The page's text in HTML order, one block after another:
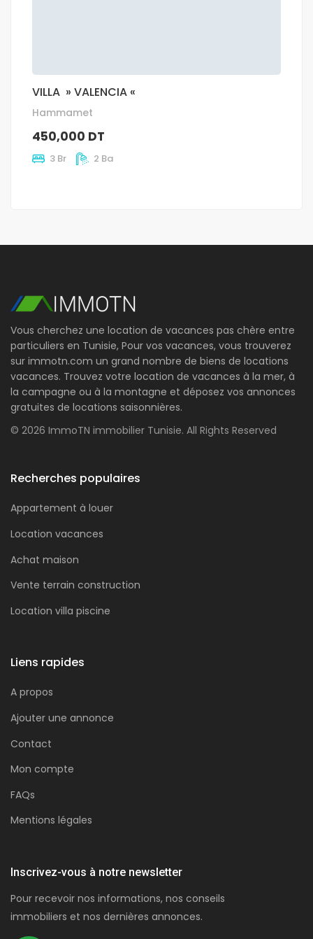
VILLA » VALENCIA «
Hammamet
450,000 DT
3 Br 2 Ba
Vous cherchez une location de vacances pas chère entre
particuliers en Tunisie, Pour vos vacances, vous trouverez
sur immotn.com un grand nombre de biens de locations
vacances. Trouvez votre location de vacances à la mer, à
la campagne ou à la montagne et déposez vos annonces
gratuites de locations saisonnières.
© 2026 ImmoTN immobilier Tunisie. All Rights Reserved
Recherches populaires
Appartement à louer
Location vacances
Achat maison
Vente terrain construction
Location villa piscine
Liens rapides
A propos
Ajouter une annonce
Contact
Mon compte
FAQs
Mentions légales
Inscrivez-vous à notre newsletter
Pour recevoir nos informations, nos conseils
immobiliers et nos dernières annonces.